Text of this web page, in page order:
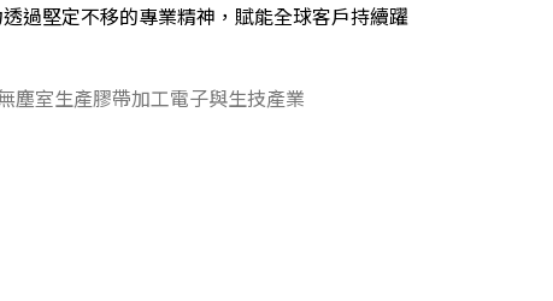
過堅定不移的專業精神，賦能全球客戶持續躍
塵室生產膠帶加工電子與生技產業